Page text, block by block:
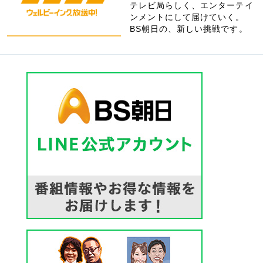
テレビ局らしく、エンターテイ
ンメントにして届けていく。
BS朝日の、新しい挑戦です。